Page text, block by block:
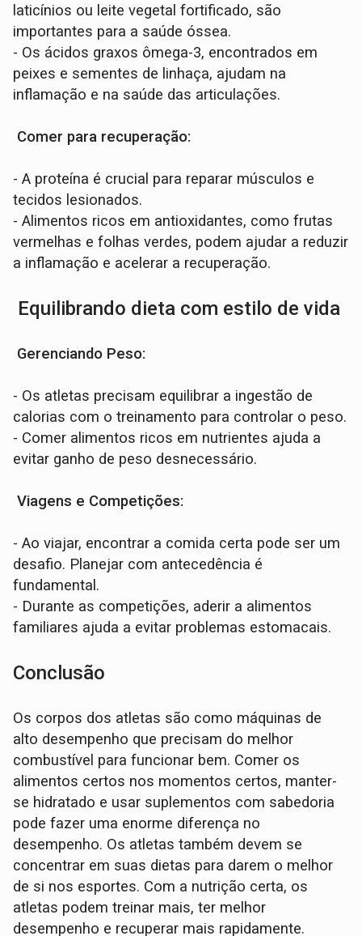
laticínios ou leite vegetal fortificado, são
importantes para a saúde óssea.
- Os ácidos graxos ômega-3, encontrados em
peixes e sementes de linhaça, ajudam na
inflamação e na saúde das articulações.
Comer para recuperação:
- A proteína é crucial para reparar músculos e
tecidos lesionados.
- Alimentos ricos em antioxidantes, como frutas
vermelhas e folhas verdes, podem ajudar a reduzir
a inflamação e acelerar a recuperação.
Equilibrando dieta com estilo de vida
Gerenciando Peso:
- Os atletas precisam equilibrar a ingestão de
calorias com o treinamento para controlar o peso.
- Comer alimentos ricos em nutrientes ajuda a
evitar ganho de peso desnecessário.
Viagens e Competições:
- Ao viajar, encontrar a comida certa pode ser um
desafio. Planejar com antecedência é
fundamental.
- Durante as competições, aderir a alimentos
familiares ajuda a evitar problemas estomacais.
Conclusão
Os corpos dos atletas são como máquinas de
alto desempenho que precisam do melhor
combustível para funcionar bem. Comer os
alimentos certos nos momentos certos, manter-
se hidratado e usar suplementos com sabedoria
pode fazer uma enorme diferença no
desempenho. Os atletas também devem se
concentrar em suas dietas para darem o melhor
de si nos esportes. Com a nutrição certa, os
atletas podem treinar mais, ter melhor
desempenho e recuperar mais rapidamente.